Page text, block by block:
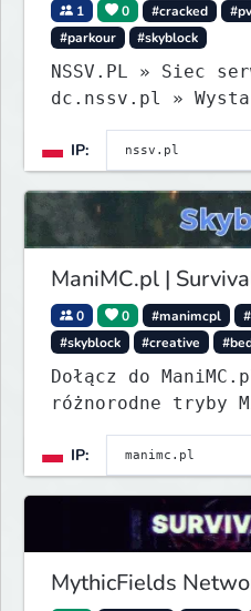
1 0 #cracked
#parkour
#skyblock
NSSV.PL » Siec
dc.nssv.pl » Wystartowaliśmy! Tryb
PARKOUR Już
IP:
ManiMC.pl |
0 0 #manimcpl
#skyblock
#creative
Dołącz do
różnorodne tryby
Creative oraz
rozwój, eventy i
społeczność
IP:
MythicFields